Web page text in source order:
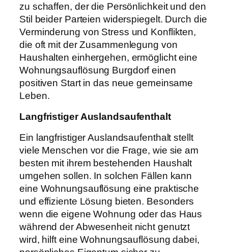
zu schaffen, der die Persönlichkeit und den
Stil beider Parteien widerspiegelt. Durch die
Verminderung von Stress und Konflikten,
die oft mit der Zusammenlegung von
Haushalten einhergehen, ermöglicht eine
Wohnungsauflösung Burgdorf einen
positiven Start in das neue gemeinsame
Leben.
Langfristiger Auslandsaufenthalt
Ein langfristiger Auslandsaufenthalt stellt
viele Menschen vor die Frage, wie sie am
besten mit ihrem bestehenden Haushalt
umgehen sollen. In solchen Fällen kann
eine Wohnungsauflösung eine praktische
und effiziente Lösung bieten. Besonders
wenn die eigene Wohnung oder das Haus
während der Abwesenheit nicht genutzt
wird, hilft eine Wohnungsauflösung dabei,